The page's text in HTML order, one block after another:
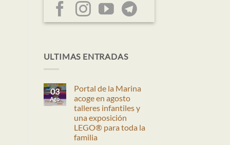
ULTIMAS ENTRADAS
03
Ago
Portal de la Marina
acoge en agosto
talleres infantiles y
una exposición
LEGO® para toda la
familia